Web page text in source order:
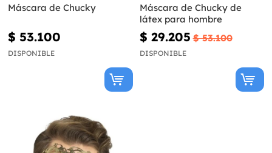
Máscara de Chucky
$ 53.100
DISPONIBLE
Máscara de Chucky de
látex para hombre
$ 29.205 $ 53.100
DISPONIBLE